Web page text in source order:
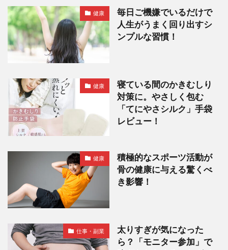
健康
毎日ご機嫌でいるだけで
人生がうまく回り出すシ
ンプルな習慣！
健康
寝ている間のかきむしり
対策に。やさしく包む
「てにやさシルク」手袋
レビュー！
健康
積極的なスポーツ活動が
骨の健康に与える驚くべ
き影響！
仕事・副業
太りすぎが気になった
ら？「モニター参加」で